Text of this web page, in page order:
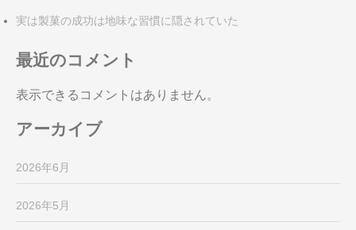
実は製菓の成功は地味な習慣に隠されていた
最近のコメント
表示できるコメントはありません。
アーカイブ
2026年6月
2026年5月